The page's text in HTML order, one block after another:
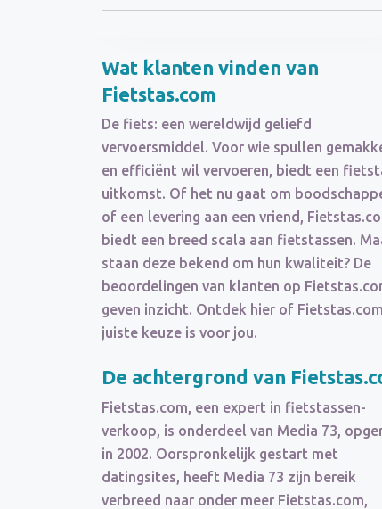
Wat klanten vinden van
Fietstas.com
De fiets: een wereldwijd geliefd
vervoersmiddel. Voor wie spullen
en efficiënt wil vervoeren, biedt een
uitkomst. Of het nu gaat om
of een levering aan een vriend,
biedt een breed scala aan fietstassen.
staan deze bekend om hun kwaliteit? De
beoordelingen van klanten op
geven inzicht. Ontdek hier of
juiste keuze is voor jou.
De achtergrond van
Fietstas.com, een expert in fietstassen-
verkoop, is onderdeel van Media 73,
in 2002. Oorspronkelijk gestart met
datingsites, heeft Media 73 zijn bereik
verbreed naar onder meer Fietstas.com,